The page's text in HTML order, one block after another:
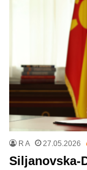
R A 27.05.2026
Siljanovska-